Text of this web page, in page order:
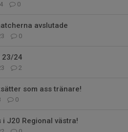
0
avslutade
0
23/24
2
som ass tränare!
0
i J20 Regional västra!